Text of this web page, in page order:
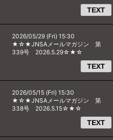
TEXT
2026/05/29 (Fri) 15:30
★☆★JNSAメールマガジン 第
339号 2026.5.29☆★☆
TEXT
2026/05/15 (Fri) 15:30
★☆★JNSAメールマガジン 第
338号 2026.5.15☆★☆
TEXT